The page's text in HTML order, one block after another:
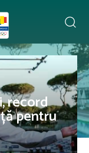
record
pentru